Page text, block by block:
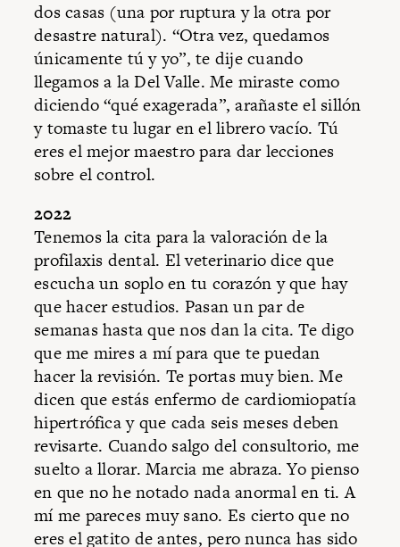
dos casas (una por ruptura y la otra por
desastre natural). “Otra vez, quedamos
únicamente tú y yo”, te dije cuando
llegamos a la Del Valle. Me miraste como
diciendo “qué exagerada”, arañaste el sillón
y tomaste tu lugar en el librero vacío. Tú
eres el mejor maestro para dar lecciones
sobre el control.
2022
Tenemos la cita para la valoración de la
profilaxis dental. El veterinario dice que
escucha un soplo en tu corazón y que hay
que hacer estudios. Pasan un par de
semanas hasta que nos dan la cita. Te digo
que me mires a mí para que te puedan
hacer la revisión. Te portas muy bien. Me
dicen que estás enfermo de cardiomiopatía
hipertrófica y que cada seis meses deben
revisarte. Cuando salgo del consultorio, me
suelto a llorar. Marcia me abraza. Yo pienso
en que no he notado nada anormal en ti. A
mí me pareces muy sano. Es cierto que no
eres el gatito de antes, pero nunca has sido